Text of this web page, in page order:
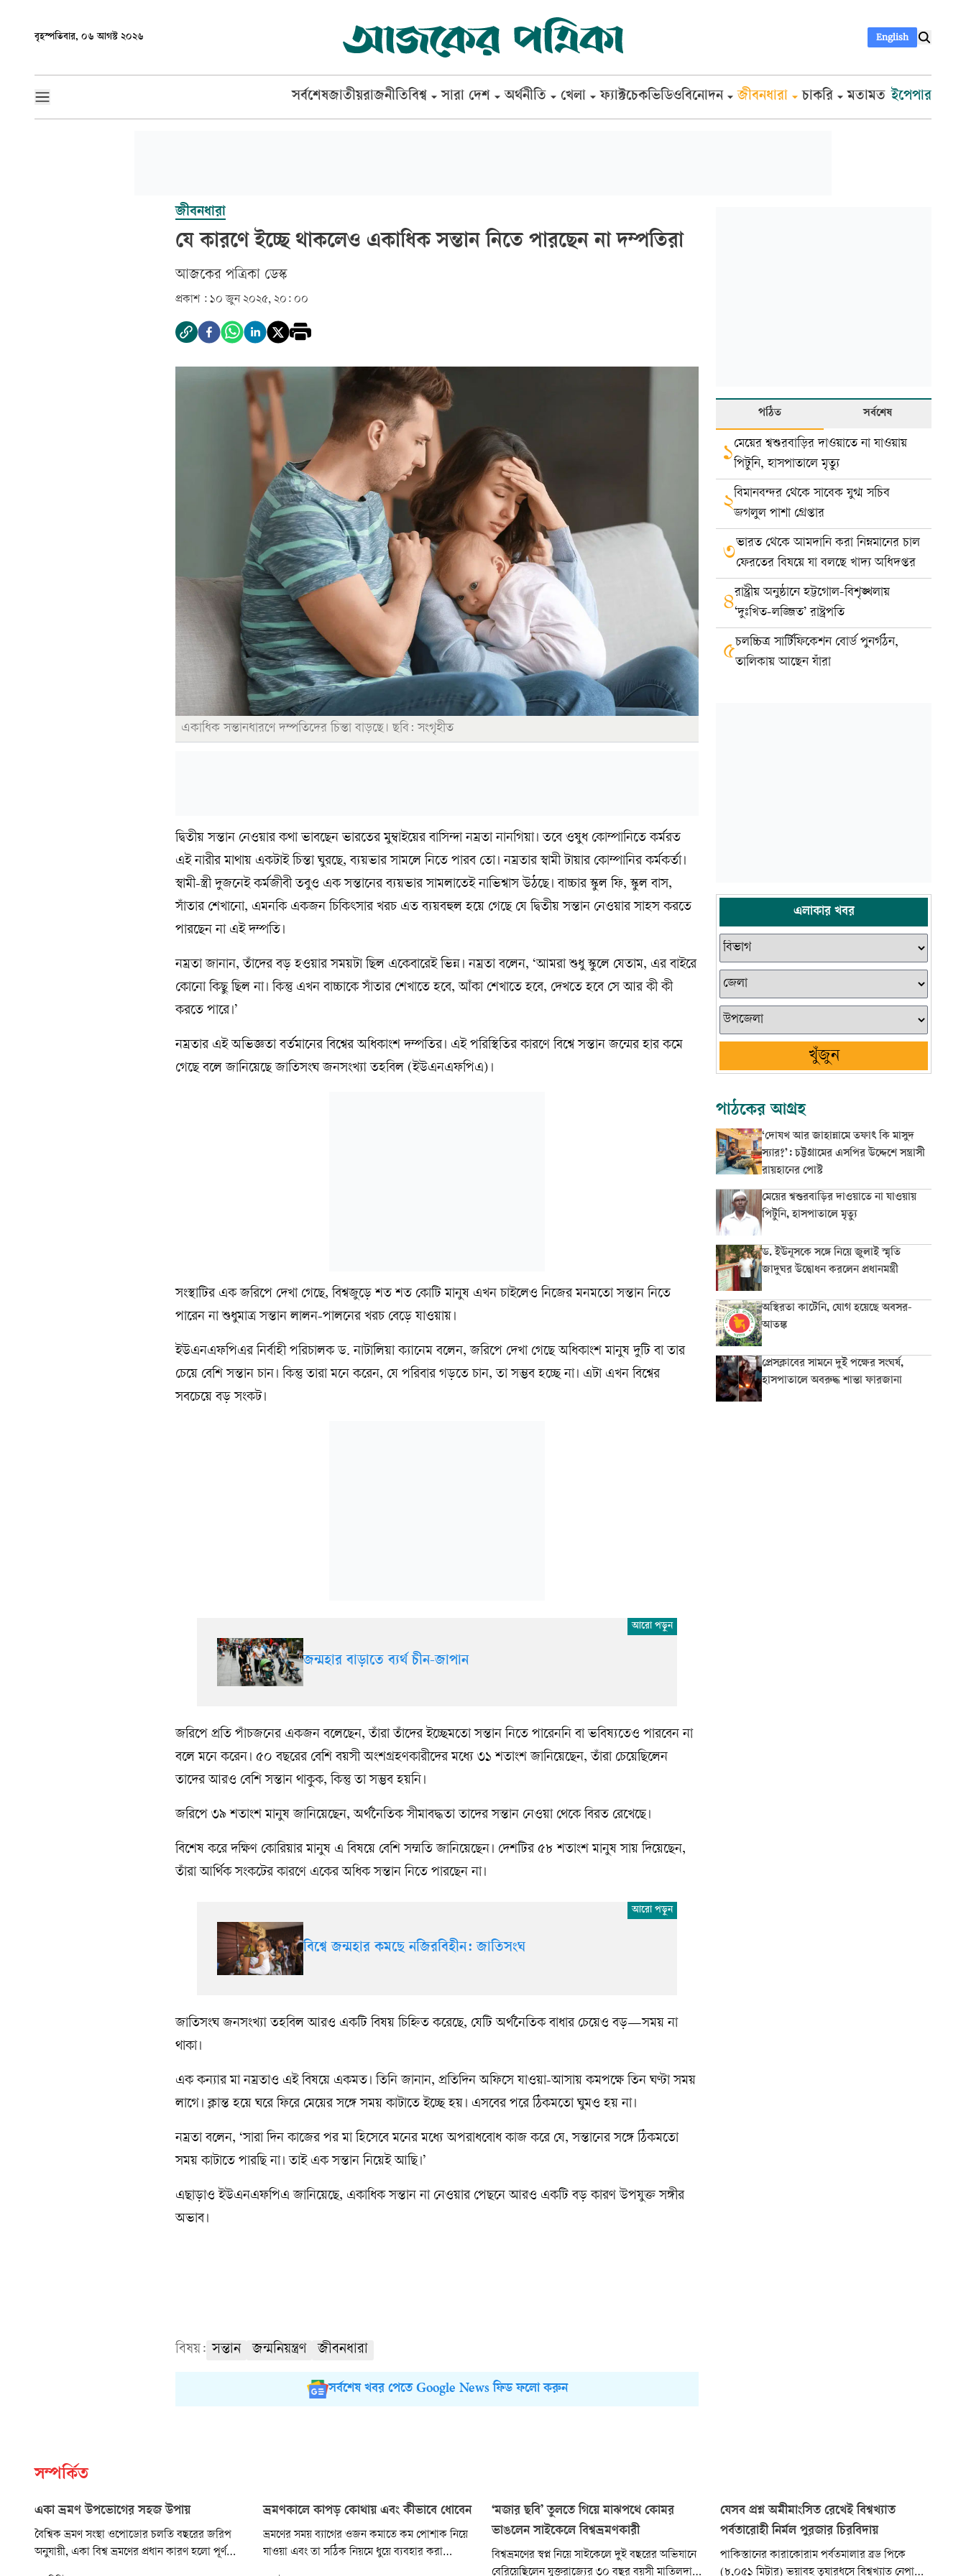
বৃহস্পতিবার, ০৬ আগস্ট ২০২৬ English
সর্বশেষজাতীয়রাজনীতিবিশ্ব সারা দেশ অর্থনীতি খেলা ফ্যাক্টচেকভিডিওবিনোদন জীবনধারা চাকরি মতামত ইপেপার
জীবনধারা
যে কারণে ইচ্ছে থাকলেও একাধিক সন্তান নিতে পারছেন না দম্পতিরা
আজকের পত্রিকা ডেস্ক­
প্রকাশ : ১০ জুন ২০২৫, ২০: ০০
একাধিক সন্তানধারণে দম্পতিদের চিন্তা বাড়ছে। ছবি: সংগৃহীত
দ্বিতীয় সন্তান নেওয়ার কথা ভাবছেন ভারতের মুম্বাইয়ের বাসিন্দা নম্রতা নানগিয়া। তবে ওষুধ কোম্পানিতে কর্মরত
এই নারীর মাথায় একটাই চিন্তা ঘুরছে, ব্যয়ভার সামলে নিতে পারব তো। নম্রতার স্বামী টায়ার কোম্পানির কর্মকর্তা।
স্বামী-স্ত্রী দুজনেই কর্মজীবী তবুও এক সন্তানের ব্যয়ভার সামলাতেই নাভিশ্বাস উঠছে। বাচ্চার স্কুল ফি, স্কুল বাস,
সাঁতার শেখানো, এমনকি একজন চিকিৎসার খরচ এত ব্যয়বহুল হয়ে গেছে যে দ্বিতীয় সন্তান নেওয়ার সাহস করতে
পারছেন না এই দম্পতি।
নম্রতা জানান, তাঁদের বড় হওয়ার সময়টা ছিল একেবারেই ভিন্ন। নম্রতা বলেন, ‘আমরা শুধু স্কুলে যেতাম, এর বাইরে
কোনো কিছু ছিল না। কিন্তু এখন বাচ্চাকে সাঁতার শেখাতে হবে, আঁকা শেখাতে হবে, দেখতে হবে সে আর কী কী
করতে পারে।’
নম্রতার এই অভিজ্ঞতা বর্তমানের বিশ্বের অধিকাংশ দম্পতির। এই পরিস্থিতির কারণে বিশ্বে সন্তান জন্মের হার কমে
গেছে বলে জানিয়েছে জাতিসংঘ জনসংখ্যা তহবিল (ইউএনএফপিএ)।
সংস্থাটির এক জরিপে দেখা গেছে, বিশ্বজুড়ে শত শত কোটি মানুষ এখন চাইলেও নিজের মনমতো সন্তান নিতে
পারেন না শুধুমাত্র সন্তান লালন-পালনের খরচ বেড়ে যাওয়ায়।
ইউএনএফপিএর নির্বাহী পরিচালক ড. নাটালিয়া ক্যানেম বলেন, জরিপে দেখা গেছে অধিকাংশ মানুষ দুটি বা তার
চেয়ে বেশি সন্তান চান। কিন্তু তারা মনে করেন, যে পরিবার গড়তে চান, তা সম্ভব হচ্ছে না। এটা এখন বিশ্বের
সবচেয়ে বড় সংকট।
জন্মহার বাড়াতে ব্যর্থ চীন-জাপান
জরিপে প্রতি পাঁচজনের একজন বলেছেন, তাঁরা তাঁদের ইচ্ছেমতো সন্তান নিতে পারেননি বা ভবিষ্যতেও পারবেন না
বলে মনে করেন। ৫০ বছরের বেশি বয়সী অংশগ্রহণকারীদের মধ্যে ৩১ শতাংশ জানিয়েছেন, তাঁরা চেয়েছিলেন
তাদের আরও বেশি সন্তান থাকুক, কিন্তু তা সম্ভব হয়নি।
জরিপে ৩৯ শতাংশ মানুষ জানিয়েছেন, অর্থনৈতিক সীমাবদ্ধতা তাদের সন্তান নেওয়া থেকে বিরত রেখেছে।
বিশেষ করে দক্ষিণ কোরিয়ার মানুষ এ বিষয়ে বেশি সম্মতি জানিয়েছেন। দেশটির ৫৮ শতাংশ মানুষ সায় দিয়েছেন,
তাঁরা আর্থিক সংকটের কারণে একের অধিক সন্তান নিতে পারছেন না।
বিশ্বে জন্মহার কমছে নজিরবিহীন: জাতিসংঘ
জাতিসংঘ জনসংখ্যা তহবিল আরও একটি বিষয় চিহ্নিত করেছে, যেটি অর্থনৈতিক বাধার চেয়েও বড়—সময় না
থাকা।
এক কন্যার মা নম্রতাও এই বিষয়ে একমত। তিনি জানান, প্রতিদিন অফিসে যাওয়া-আসায় কমপক্ষে তিন ঘণ্টা সময়
লাগে। ক্লান্ত হয়ে ঘরে ফিরে মেয়ের সঙ্গে সময় কাটাতে ইচ্ছে হয়। এসবের পরে ঠিকমতো ঘুমও হয় না।
নম্রতা বলেন, ‘সারা দিন কাজের পর মা হিসেবে মনের মধ্যে অপরাধবোধ কাজ করে যে, সন্তানের সঙ্গে ঠিকমতো
সময় কাটাতে পারছি না। তাই এক সন্তান নিয়েই আছি।’
এছাড়াও ইউএনএফপিএ জানিয়েছে, একাধিক সন্তান না নেওয়ার পেছনে আরও একটি বড় কারণ উপযুক্ত সঙ্গীর
অভাব।
বিষয়: সন্তান জন্মনিয়ন্ত্রণ জীবনধারা
সর্বশেষ খবর পেতে Google News ফিড ফলো করুন
পঠিত সর্বশেষ
১মেয়ের শ্বশুরবাড়ির দাওয়াতে না যাওয়ায়
পিটুনি, হাসপাতালে মৃত্যু
২বিমানবন্দর থেকে সাবেক যুগ্ম সচিব
জগলুল পাশা গ্রেপ্তার
৩ভারত থেকে আমদানি করা নিম্নমানের চাল
ফেরতের বিষয়ে যা বলছে খাদ্য অধিদপ্তর
৪রাষ্ট্রীয় অনুষ্ঠানে হট্টগোল-বিশৃঙ্খলায়
‘দুঃখিত-লজ্জিত’ রাষ্ট্রপতি
৫চলচ্চিত্র সার্টিফিকেশন বোর্ড পুনর্গঠন,
তালিকায় আছেন যাঁরা
এলাকার খবর
খুঁজুন
পাঠকের আগ্রহ
‘দোযখ আর জাহান্নামে তফাৎ কি মাসুদ
স্যার?’: চট্টগ্রামের এসপির উদ্দেশে সন্ত্রাসী
রায়হানের পোস্ট
মেয়ের শ্বশুরবাড়ির দাওয়াতে না যাওয়ায়
পিটুনি, হাসপাতালে মৃত্যু
ড. ইউনূসকে সঙ্গে নিয়ে জুলাই স্মৃতি
জাদুঘর উদ্বোধন করলেন প্রধানমন্ত্রী
অস্থিরতা কাটেনি, যোগ হয়েছে অবসর-
আতঙ্ক
প্রেসক্লাবের সামনে দুই পক্ষের সংঘর্ষ,
হাসপাতালে অবরুদ্ধ শান্তা ফারজানা
সম্পর্কিত
একা ভ্রমণ উপভোগের সহজ উপায়
বৈশ্বিক ভ্রমণ সংস্থা ওপোডোর চলতি বছরের জরিপ
অনুযায়ী, একা বিশ্ব ভ্রমণের প্রধান কারণ হলো পূর্ণ
ভ্রমণকালে কাপড় কোথায় এবং কীভাবে ধোবেন
ভ্রমণের সময় ব্যাগের ওজন কমাতে কম পোশাক নিয়ে
যাওয়া এবং তা সঠিক নিয়মে ধুয়ে ব্যবহার করা
‘মজার ছবি’ তুলতে গিয়ে মাঝপথে কোমর
ভাঙলেন সাইকেলে বিশ্বভ্রমণকারী
বিশ্বভ্রমণের স্বপ্ন নিয়ে সাইকেলে দুই বছরের অভিযানে
বেরিয়েছিলেন যুক্তরাজ্যের ৩০ বছর বয়সী মাতিলদা
যেসব প্রশ্ন অমীমাংসিত রেখেই বিশ্বখ্যাত
পর্বতারোহী নির্মল পুরজার চিরবিদায়
পাকিস্তানের কারাকোরাম পর্বতমালার ব্রড পিকে
(৮,০৫১ মিটার) ভয়াবহ তুষারধসে বিশ্বখ্যাত নেপালি